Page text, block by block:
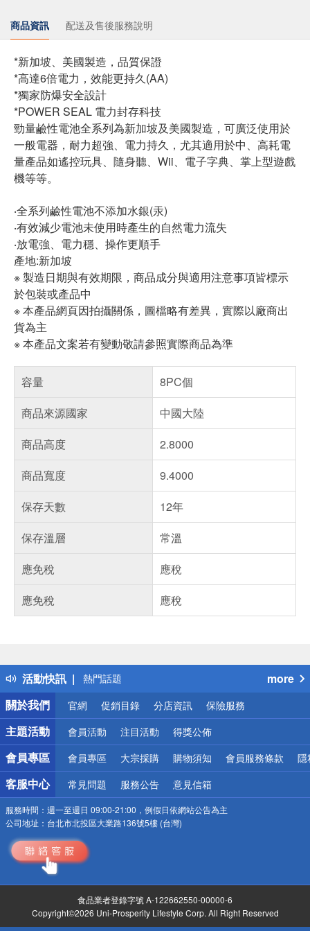
商品資訊 配送及售後服務說明
*新加坡、美國製造，品質保證
*高達6倍電力，效能更持久(AA)
*獨家防爆安全設計
*POWER SEAL 電力封存科技
勁量鹼性電池全系列為新加坡及美國製造，可廣泛使用於
一般電器，耐力超強、電力持久，尤其適用於中、高耗電
量產品如遙控玩具、隨身聽、Wii、電子字典、掌上型遊戲
機等等。
‧全系列鹼性電池不添加水銀(汞)
‧有效減少電池未使用時產生的自然電力流失
‧放電強、電力穩、操作更順手
產地:新加坡
※ 製造日期與有效期限，商品成分與適用注意事項皆標示
於包裝或產品中
※ 本產品網頁因拍攝關係，圖檔略有差異，實際以廠商出
貨為主
※ 本產品文案若有變動敬請參照實際商品為準
容量
8PC個
商品來源國家
中國大陸
商品高度
2.8000
商品寬度
9.4000
保存天數
12年
保存溫層
常溫
應免稅
應稅
應免稅
應稅
活動快訊
得獎公告
熱門話題
銀行優惠
偏遠地區配送
詐騙網頁！請小心！
more
關於我們
官網 促銷目錄 分店資訊 保險服務
主題活動 會員活動 注目活動 得獎公佈
會員專區 會員專區 大宗採購 購物須知 會員服務條款 隱
客服中心 常見問題 服務公告 意見信箱
服務時間： 週一至週日 09:00-21:00，例假日依網站公告為主
公司地址： 台北市北投區大業路136號5樓 (台灣)
食品業者登錄字號 A-122662550-00000-6
Copyright©2026 Uni-Prosperity Lifestyle Corp. All Right Reserved